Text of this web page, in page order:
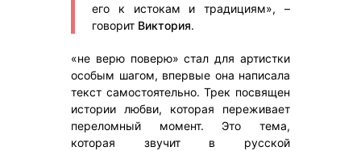
его к истокам и традициям», –
говорит Виктория.
«не верю поверю» стал для артистки
особым шагом, впервые она написала
текст самостоятельно. Трек посвящен
истории любви, которая переживает
переломный момент. Это тема,
которая звучит в русской